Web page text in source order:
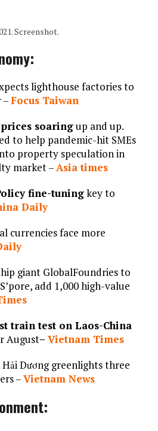
Screenshot.
lighthouse factories to
–Focus Taiwan
prices soaringup and up.
to help pandemic-hit SMEs
property speculation in
market –Asia times
fine-tuningkey to
Daily
currencies face more
giant GlobalFoundries to
add 1,000 high-value
train test on Laos-China
August– Vietnam Times
Hải Dương greenlights three
–Vietnam News